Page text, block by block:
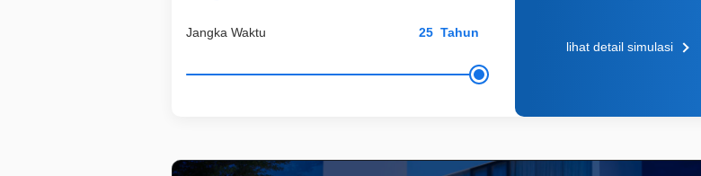
Jangka Waktu Tahun
lihat detail simulasi